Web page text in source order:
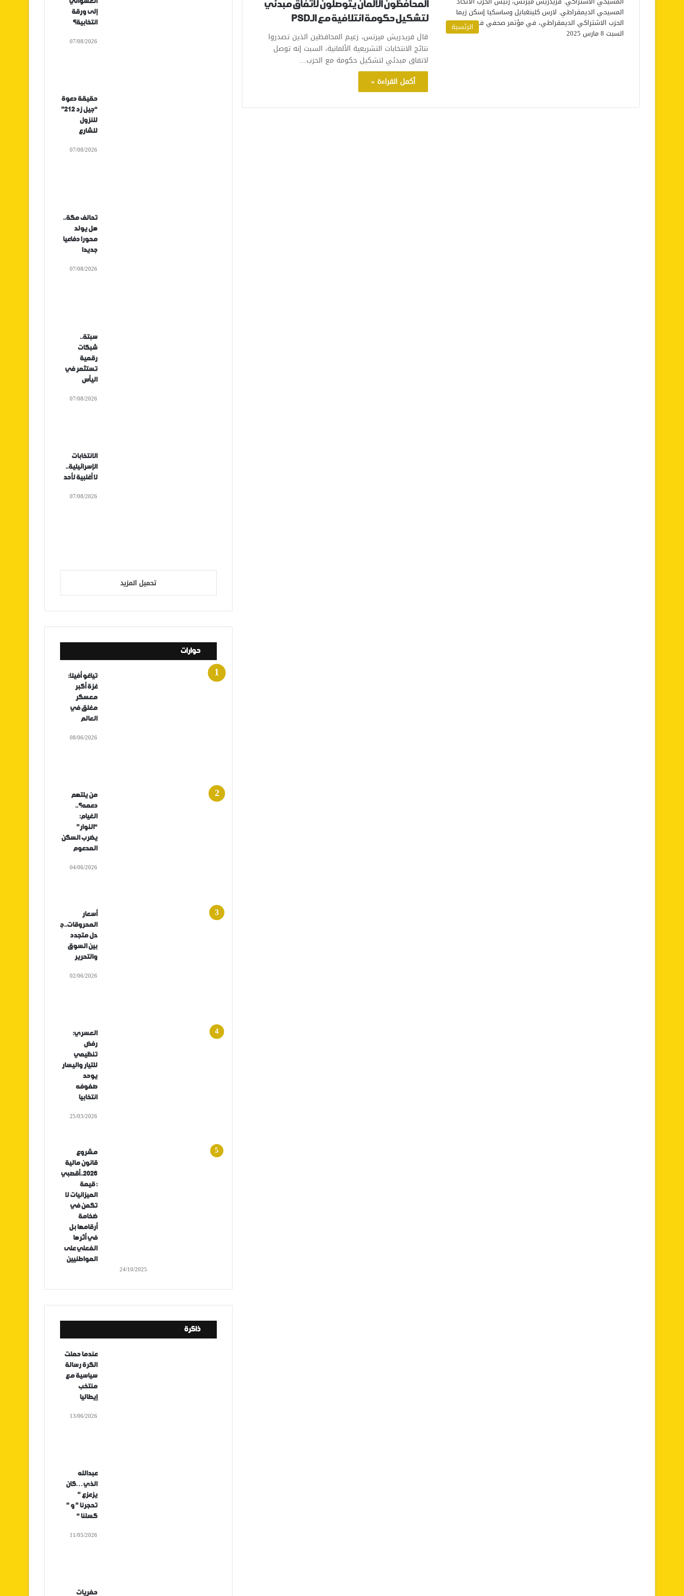
الرئسية
المحافظون الألمان يتوصلون لاتفاق مبدئي
لتشكيل حكومة ائتلافية مع الـPSD
قال فريدريش ميرتس، زعيم المحافظين الذين تصدروا
نتائج الانتخابات التشريعية الألمانية، السبت إنه توصل
لاتفاق مبدئي لتشكيل حكومة مع الحزب…
أكمل القراءة »
إلى ورقة
انتخابية؟
07/08/2026
حقيقة دعوة
“جيل زد 212”
للنزول
للشارع
07/08/2026
تحالف مكة..
هل يولد
محورا دفاعيا
جديدا
07/08/2026
سبتة..
شبكات
رقمية
تستثمر في
اليأس
07/08/2026
الانتخابات
الإسرائيلية..
لا أغلبية لأحد
07/08/2026
تحميل المزيد
حوارات
تياغو أفيلا:
غزة أكبر
معسكر
مغلق في
العالم
08/06/2026
من يلتهم
دعمه؟..
الغيام:
“النوار”
يضرب السكن
المدعوم
04/06/2026
أسعار
المحروقات..ج
دل متجدد
بين السوق
والتحرير
02/06/2026
العسري:
رفض
تنظيمي
للتيار واليسار
يوحد
صفوفه
انتخابيا
25/03/2026
مشروع
قانون مالية
2026..أقصبي
: قيمة
الميزانيات لا
تكمن في
ضخامة
أرقامها بل
في أثرها
الفعلي على
المواطنيين
24/10/2025
ذاكرة
عندما حملت
الكرة رسالة
سياسية مع
منتخب
إيطاليا
13/06/2026
عبدالله
الذي…كان
يزعزع ”
تحجرنا ” و ”
كسلنا “
11/05/2026
حفريات